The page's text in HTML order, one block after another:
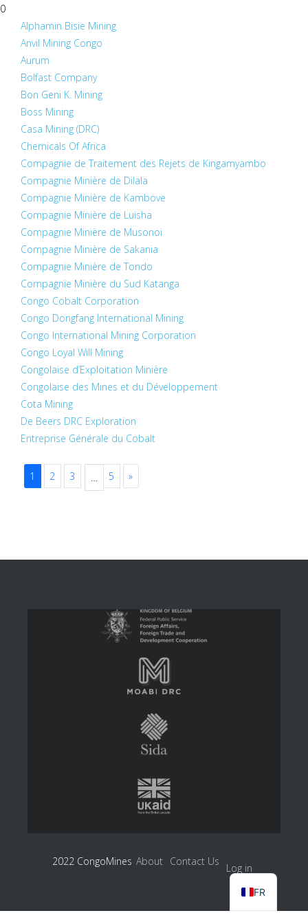
Skip
content
0
Alphamin Bisie Mining
Anvil Mining Congo
Aurum
Bolfast Company
Bon Geni K. Mining
Boss Mining
Casa Mining (DRC)
Chemicals Of Africa
Compagnie de Traitement des Rejets de Kingamyambo
Compagnie Minière de Dilala
Compagnie Minière de Kambove
Compagnie Minière de Luisha
Compagnie Minière de Musonoi
Compagnie Minière de Sakania
Compagnie Minière de Tondo
Compagnie Minière du Sud Katanga
Congo Cobalt Corporation
Congo Dongfang International Mining
Congo International Mining Corporation
Congo Loyal Will Mining
Congolaise d’Exploitation Minière
Congolaise des Mines et du Développement
Cota Mining
De Beers DRC Exploration
Entreprise Générale du Cobalt
1 2 3 … 5 »
2022 CongoMines About Contact Us
Log in
FR